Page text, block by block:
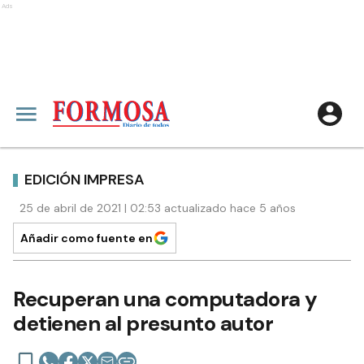
Ads
EDICIÓN IMPRESA
25 de abril de 2021 | 02:53 actualizado hace 5 años
Añadir como fuente en
Recuperan una computadora y
detienen al presunto autor